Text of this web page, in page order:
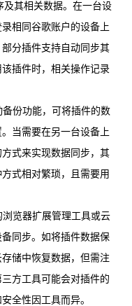
及其相关数据。在一台设
相同谷歌账户的设备上
分插件支持自动同步其
插件时，相关操作记录
份功能，可将插件的数
当需要在另一台设备上
式来实现数据同步，其
式相对繁琐，且需要用
览器扩展管理工具或云
同步。如将插件数据保
储中恢复数据，但需注
方工具可能会对插件的
全性因工具而异。